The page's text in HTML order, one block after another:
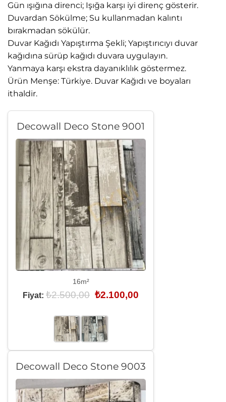
Gün ışığına direnci; Işığa karşı iyi direnç gösterir.
Duvardan Sökülme; Su kullanmadan kalıntı
bırakmadan sökülür.
Duvar Kağıdı Yapıştırma Şekli; Yapıştırıcıyı duvar
kağıdına sürüp kağıdı duvara uygulayın.
Yanmaya karşı ekstra dayanıklılık göstermez.
Ürün Menşe: Türkiye. Duvar Kağıdı ve boyaları
ithaldir.
Decowall Deco Stone 9001
16m²
Fiyat:₺2.500,00 Orijinal
₺2.100,00Şu
Decowall Deco Stone 9003